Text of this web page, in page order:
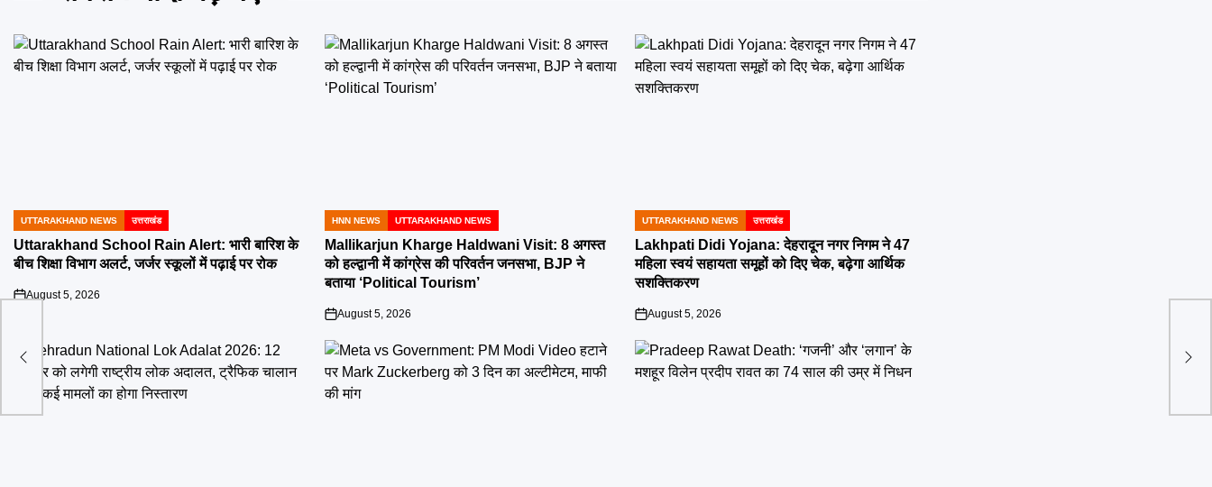
POSTED
IN
UTTARAKHAND NEWS उत्तराखंड
Uttarakhand School Rain Alert: भारी बारिश के
बीच शिक्षा विभाग अलर्ट, जर्जर स्कूलों में पढ़ाई पर रोक
on
August 5, 2026
POSTED
IN
HNN NEWS UTTARAKHAND NEWS
Mallikarjun Kharge Haldwani Visit: 8 अगस्त
को हल्द्वानी में कांग्रेस की परिवर्तन जनसभा, BJP ने
बताया ‘Political Tourism’
on
August 5, 2026
POSTED
IN
UTTARAKHAND NEWS उत्तराखंड
Lakhpati Didi Yojana: देहरादून नगर निगम ने 47
महिला स्वयं सहायता समूहों को दिए चेक, बढ़ेगा आर्थिक
सशक्तिकरण
on
August 5, 2026